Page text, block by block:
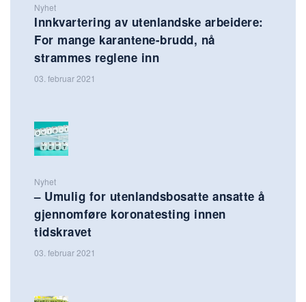
Nyhet
Innkvartering av utenlandske arbeidere:
For mange karantene-brudd, nå
strammes reglene inn
03. februar 2021
Nyhet
– Umulig for utenlandsbosatte ansatte å
gjennomføre koronatesting innen
tidskravet
03. februar 2021